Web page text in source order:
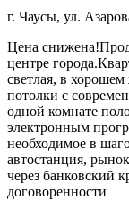
г. Чаусы, ул.
Цена
центре
светлая, в
потолки с
одной комнате
электронным
необходимое в
автостанция,
через банковский
договоренности